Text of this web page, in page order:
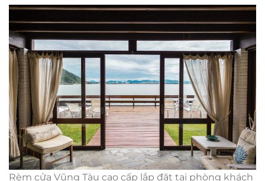
Rèm cửa Vũng Tàu cao cấp lắp đặt tại phòng khách